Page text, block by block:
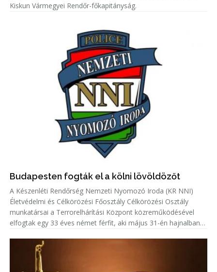
Kiskun Vármegyei Rendőr-főkapitányság.
Budapesten fogták el a kölni lövöldözőt
A Készenléti Rendőrség Nemzeti Nyomozó Iroda (KR NNI)
Életvédelmi és Célkörözési Főosztály Célkörözési Osztály
munkatársai a Terrorelhárítási Központ közreműködésével
elfogtak egy 33 éves német férfit, aki május 31-én hajnalban